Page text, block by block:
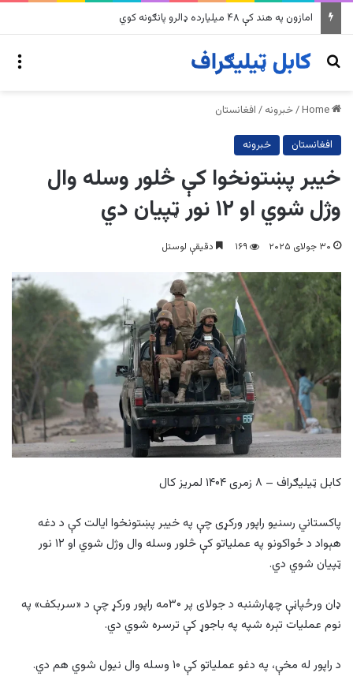
Search for
/خبرونه / افغانستان
افغانستان خبرونه
خیبر پښتونخوا کې څلور وسله وال
وژل شوي او ۱۲ نور ټپیان دي
۳۰ جولای ۲۰۲۵ ۱۶۹ دقیقې لوستل
کابل ټیلیګراف – ۸ زمری ۱۴۰۴ لمریز کال
پاکستاني رسنیو راپور ورکړی چې په خیبر پښتونخوا ایالت کې د دغه
هېواد د ځواکونو په عملیاتو کې څلور وسله وال وژل شوي او ۱۲ نور
ټپیان شوي دي.
ډان ورځپاڼې چهارشنبه د جولای پر ۳۰مه راپور ورکړ چې د «سربکف» په
نوم عملیات تېره شپه په باجوړ کې ترسره شوي دي.
د راپور له مخې، په دغو عملیاتو کې ۱۰ وسله وال نیول شوي هم دي.